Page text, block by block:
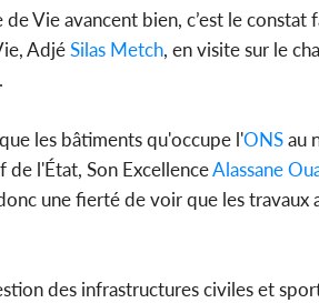
Vie avancent bien, c’est le constat
AdjéSilas Metch, en visite sur le
les bâtiments qu'occupe l'ONSau
de l'État, Son ExcellenceAlassane
une fierté de voir que les travaux
des infrastructures civiles et